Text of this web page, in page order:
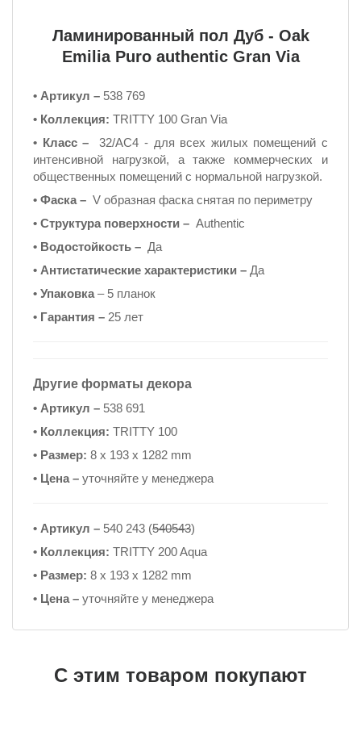
Ламинированный пол Дуб - Oak
Emilia Puro authentic Gran Via
• Артикул – 538 769
• Коллекция: TRITTY 100 Gran Via
• Класс –
32/AC4 - для всех жилых помещений с
интенсивной нагрузкой, а также коммерческих и
общественных помещений с нормальной нагрузкой.
• Фаска – V образная фаска снятая по периметру
• Структура поверхности – Authentic
• Водостойкость – Да
• Антистатические характеристики – Да
• Упаковка – 5 планок
• Гарантия – 25 лет
Другие форматы декора
• Артикул – 538 691
• Коллекция: TRITTY 100
• Размер: 8 x 193 x 1282 mm
• Цена – уточняйте у менеджера
• Артикул – 540 243 (540543)
• Коллекция: TRITTY 200 Aqua
• Размер: 8 x 193 x 1282 mm
• Цена – уточняйте у менеджера
С этим товаром покупают